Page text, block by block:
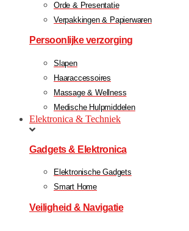
Orde & Presentatie
Verpakkingen & Papierwaren
Persoonlijke verzorging
Slapen
Haaraccessoires
Massage & Wellness
Medische Hulpmiddelen
Elektronica & Techniek
Gadgets & Elektronica
Elektronische Gadgets
Smart Home
Veiligheid & Navigatie